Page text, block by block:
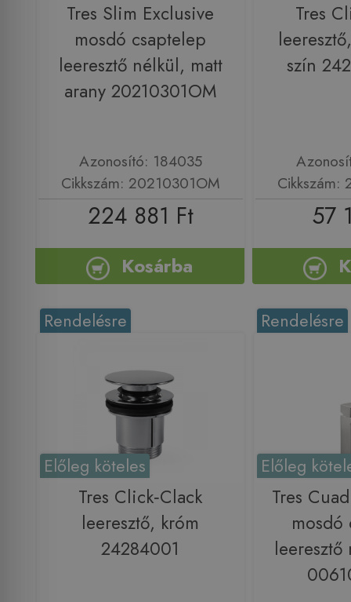
Tres Slim Exclusive
mosdó csaptelep
leeresztő nélkül, matt
arany 20210301OM
Azonosító: 184035
Cikkszám: 20210301OM
224 881 Ft
Kosárba
Tres
szín
Cikkszám:
57
Rendelésre
Előleg köteles
Tres Click‑Clack
leeresztő, króm
24284001
Rendelésre
Előleg
Tres
mosdó